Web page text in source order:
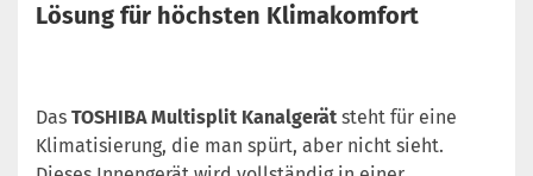
Lösung für höchsten Klimakomfort
Das TOSHIBA Multisplit Kanalgerät steht für eine
Klimatisierung, die man spürt, aber nicht sieht.